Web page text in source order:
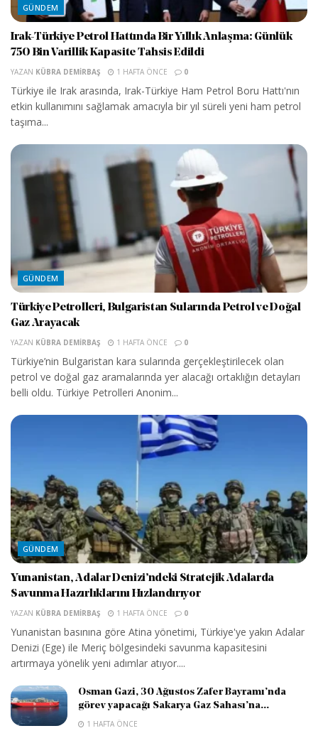
GÜNDEM
Irak-Türkiye Petrol Hattında Bir Yıllık Anlaşma: Günlük
750 Bin Varillik Kapasite Tahsis Edildi
YAZAN KÜBRA DEMIRBAŞ 1 HAFTA ÖNCE 0
Türkiye ile Irak arasında, Irak-Türkiye Ham Petrol Boru Hattı'nın
etkin kullanımını sağlamak amacıyla bir yıl süreli yeni ham petrol
taşıma...
GÜNDEM
Türkiye Petrolleri, Bulgaristan Sularında Petrol ve Doğal
Gaz Arayacak
YAZAN KÜBRA DEMIRBAŞ 1 HAFTA ÖNCE 0
Türkiye’nin Bulgaristan kara sularında gerçekleştirilecek olan
petrol ve doğal gaz aramalarında yer alacağı ortaklığın detayları
belli oldu. Türkiye Petrolleri Anonim...
GÜNDEM
Yunanistan, Adalar Denizi’ndeki Stratejik Adalarda
Savunma Hazırlıklarını Hızlandırıyor
YAZAN KÜBRA DEMIRBAŞ 1 HAFTA ÖNCE 0
Yunanistan basınına göre Atina yönetimi, Türkiye'ye yakın Adalar
Denizi (Ege) ile Meriç bölgesindeki savunma kapasitesini
artırmaya yönelik yeni adımlar atıyor....
Osman Gazi, 30 Ağustos Zafer Bayramı’nda
görev yapacağı Sakarya Gaz Sahası’na...
1 HAFTA ÖNCE